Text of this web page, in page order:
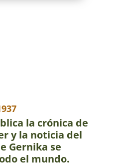
la crónica de
y la noticia del
Gernika se
el mundo.